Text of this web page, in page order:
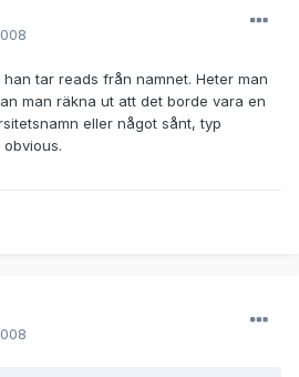
tar reads från namnet. Heter man
man räkna ut att det borde vara en
eller något sånt, typ